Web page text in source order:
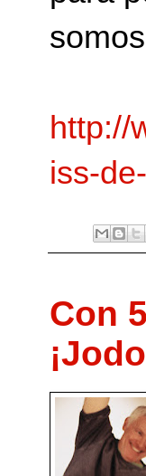
http://
iss-
Con